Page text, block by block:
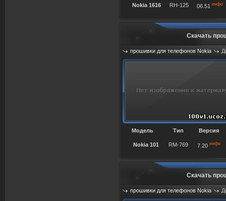
Nokia 1616 RH-125 06.51инфо
Скачать
прошивки для телефонов Nokia
Просмотров: 969
Модель Тип Версия
Nokia 101 RM-769 7.20инфо
Скачать
прошивки для телефонов Nokia